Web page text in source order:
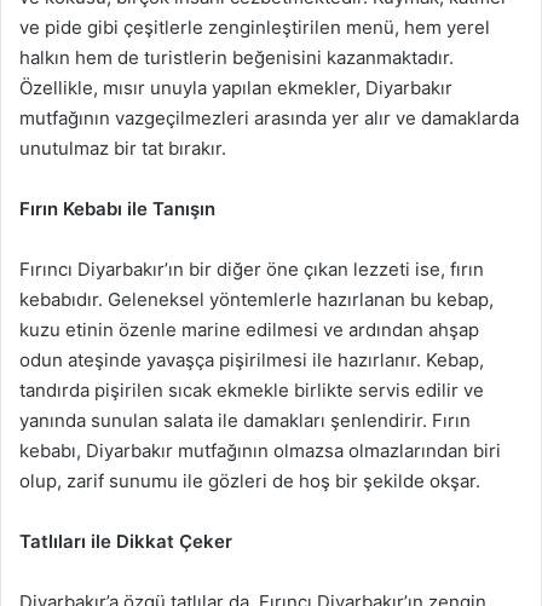
ve pide gibi çeşitlerle zenginleştirilen menü, hem yerel
halkın hem de turistlerin beğenisini kazanmaktadır.
Özellikle, mısır unuyla yapılan ekmekler, Diyarbakır
mutfağının vazgeçilmezleri arasında yer alır ve damaklarda
unutulmaz bir tat bırakır.
Fırın Kebabı ile Tanışın
Fırıncı Diyarbakır’ın bir diğer öne çıkan lezzeti ise, fırın
kebabıdır. Geleneksel yöntemlerle hazırlanan bu kebap,
kuzu etinin özenle marine edilmesi ve ardından ahşap
odun ateşinde yavaşça pişirilmesi ile hazırlanır. Kebap,
tandırda pişirilen sıcak ekmekle birlikte servis edilir ve
yanında sunulan salata ile damakları şenlendirir. Fırın
kebabı, Diyarbakır mutfağının olmazsa olmazlarından biri
olup, zarif sunumu ile gözleri de hoş bir şekilde okşar.
Tatlıları ile Dikkat Çeker